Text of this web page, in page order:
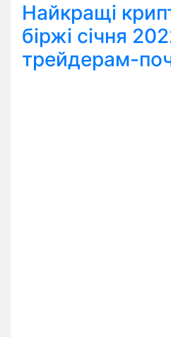
Найкращі
біржі січня
трейдерам-